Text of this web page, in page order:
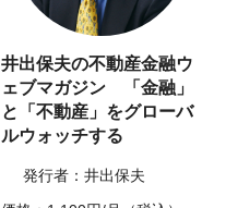
井出保夫の不動産金融ウ
ェブマガジン 「金融」
と「不動産」をグローバ
ルウォッチする
発行者：井出保夫